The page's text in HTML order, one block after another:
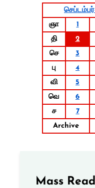
ஞா
1
தி
2
செ
3
பு
4
வி
5
வெ
6
ச
7
Archive
Mass